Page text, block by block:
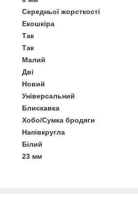
Середньої жорсткості
Екошкіра
Так
Так
Малий
Дві
Новий
Універсальний
Блискавка
Хобо/Сумка бродяги
Напівкругла
Білий
23 мм